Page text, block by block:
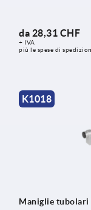
da 28,31 CHF
+ IVA
più le spese di
K1018
Maniglie